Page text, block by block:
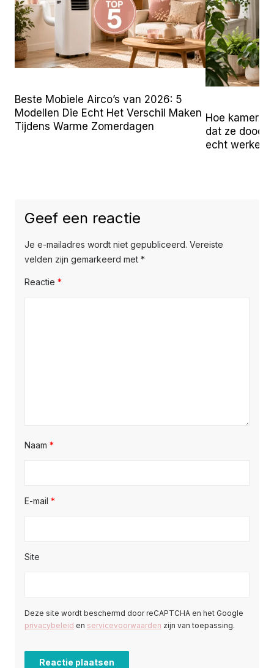
Beste Mobiele Airco’s van 2026: 5
Modellen Die Echt Het Verschil Maken
Tijdens Warme Zomerdagen
Hoe
dat ze
echt werken
Geef een reactie
Je e-mailadres wordt niet gepubliceerd. Vereiste
velden zijn gemarkeerd met *
Reactie *
Naam *
E-mail *
Site
Deze site wordt beschermd door reCAPTCHA en het Google
privacybeleid en servicevoorwaarden zijn van toepassing.